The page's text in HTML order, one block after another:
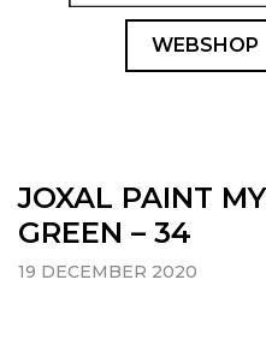
WEBSHOP
JOXAL PAINT
GREEN – 34
19 DECEMBER 2020